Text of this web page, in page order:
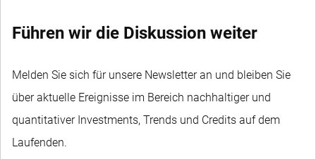
Führen wir die Diskussion weiter
Melden Sie sich für unsere Newsletter an und bleiben Sie
über aktuelle Ereignisse im Bereich nachhaltiger und
quantitativer Investments, Trends und Credits auf dem
Laufenden.